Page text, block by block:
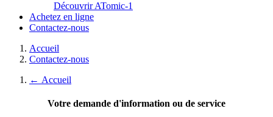
Découvrir ATomic-1
Achetez en ligne
Contactez-nous
Accueil
Contactez-nous
← Accueil
Votre demande d'information ou de service